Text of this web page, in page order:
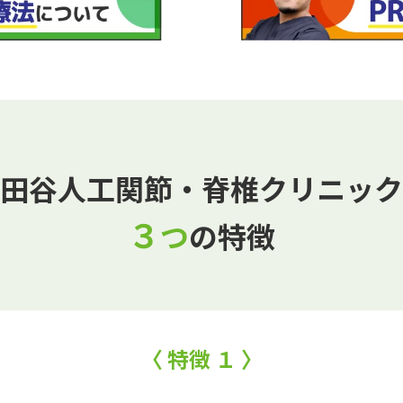
谷人工関節・脊椎クリニッ
３つの特徴
〈 特徴 １ 〉